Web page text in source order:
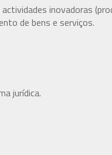
inovadoras
de bens e serviços.
jurídica.